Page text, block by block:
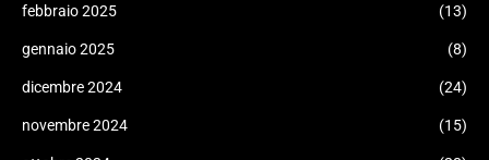
febbraio 2025 (13)
gennaio 2025 (8)
dicembre 2024 (24)
novembre 2024 (15)